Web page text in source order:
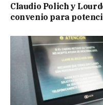
Claudio Polich y
convenio para